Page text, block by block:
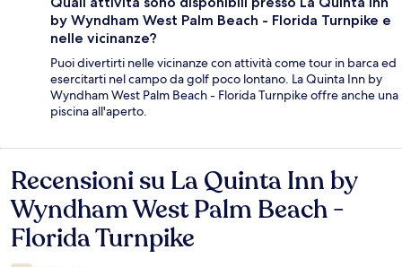
by Wyndham West Palm Beach - Florida Turnpike e
nelle vicinanze?
Puoi divertirti nelle vicinanze con attività come tour in barca ed
esercitarti nel campo da golf poco lontano. La Quinta Inn by
Wyndham West Palm Beach - Florida Turnpike offre anche una
piscina all'aperto.
Recensioni
Recensioni su La Quinta Inn by
Wyndham West Palm Beach -
Florida Turnpike